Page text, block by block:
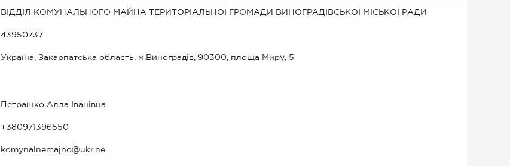
ВІДДІЛ КОМУНАЛЬНОГО МАЙНА ТЕРИТОРІАЛЬНОЇ ГРОМАДИ ВИНОГРАДІВСЬКОЇ МІСЬКОЇ РАДИ
43950737
Україна, Закарпатська область, м.Виноградів, 90300, площа Миру, 5
Петрашко Алла Іванівна
+380971396550
komynalnemajno@ukr.ne